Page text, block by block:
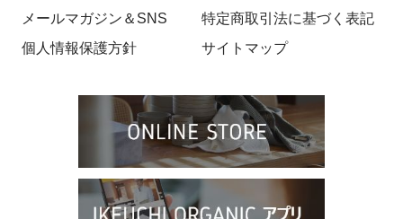
メールマガジン＆SNS
特定商取引法に基づく表記
個人情報保護方針
サイトマップ